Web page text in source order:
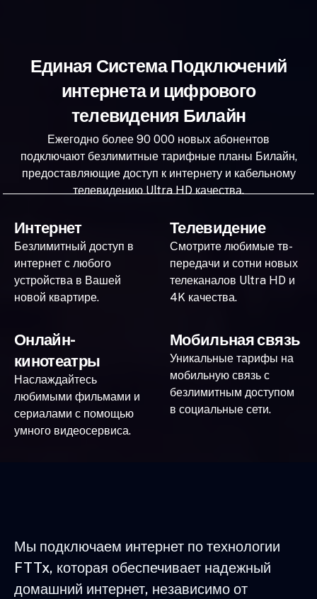
Единая Система Подключений
интернета и цифрового
телевидения Билайн
Ежегодно более 90 000 новых абонентов
подключают безлимитные тарифные планы Билайн,
предоставляющие доступ к интернету и кабельному
телевидению Ultra HD качества.
Интернет
Безлимитный доступ в
интернет с любого
устройства в Вашей
новой квартире.
Телевидение
Смотрите любимые тв-
передачи и сотни новых
телеканалов Ultra HD и
4K качества.
Онлайн-
кинотеатры
Наслаждайтесь
любимыми фильмами и
сериалами с помощью
умного видеосервиса.
Мобильная связь
Уникальные тарифы на
мобильную связь с
безлимитным доступом
в социальные сети.
Мы подключаем интернет по технологии
FTTx, которая обеспечивает надежный
домашний интернет, независимо от